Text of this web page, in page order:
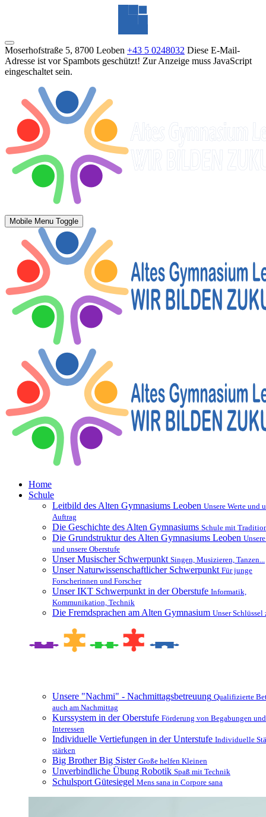
Moserhofstraße 5, 8700 Leoben +43 5 0248032 Diese E-Mail-
Adresse ist vor Spambots geschützt! Zur Anzeige muss JavaScript
eingeschaltet sein.
Mobile Menu Toggle
Home
Schule
Leitbild des Alten Gymnasiums Leoben Unsere Werte und
Auftrag
Die Geschichte des Alten Gymnasiums Schule mit
Die Grundstruktur des Alten Gymnasiums Leoben
und unsere Oberstufe
Unser Musischer Schwerpunkt Singen, Musizieren, Tanzen...
Unser Naturwissenschaftlicher Schwerpunkt Für junge
Forscherinnen und Forscher
Unser IKT Schwerpunkt in der Oberstufe Informatik,
Kommunikation, Technik
Die Fremdsprachen am Alten Gymnasium Unser Schlüssel
Unsere "Nachmi" - Nachmittagsbetreuung Qualifizierte
auch am Nachmittag
Kurssystem in der Oberstufe Förderung von Begabungen und
Interessen
Individuelle Vertiefungen in der Unterstufe Individuelle
stärken
Big Brother Big Sister Große helfen Kleinen
Unverbindliche Übung Robotik Spaß mit Technik
Schulsport Gütesiegel Mens sana in Corpore sana